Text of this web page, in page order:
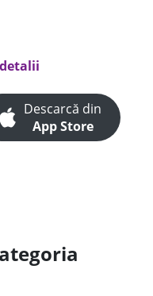
Descarcă din
App Store